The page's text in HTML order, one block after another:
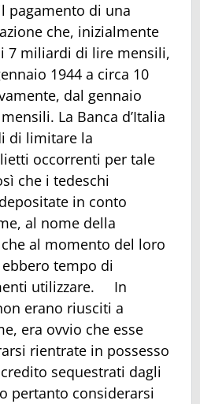
pagamento di una
che, inizialmente
7 miliardi di lire mensili,
1944 a circa 10
dal gennaio
La Banca d’Italia
di limitare la
occorrenti per tale
che i tedeschi
in conto
al nome della
al momento del loro
tempo di
utilizzare. In
erano riusciti a
era ovvio che esse
rientrate in possesso
sequestrati dagli
pertanto considerarsi